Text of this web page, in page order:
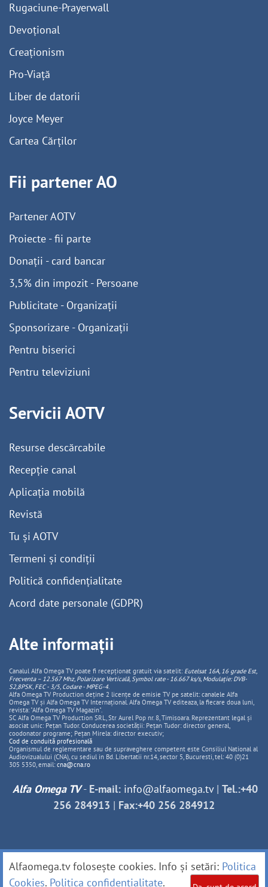
Rugaciune-Prayerwall
Devoțional
Creaționism
Pro-Viață
Liber de datorii
Joyce Meyer
Cartea Cărților
Fii partener AO
Partener AOTV
Proiecte - fii parte
Donații - card bancar
3,5% din impozit - Persoane
Publicitate - Organizații
Sponsorizare - Organizații
Pentru biserici
Pentru televiziuni
Servicii AOTV
Resurse descărcabile
Recepție canal
Aplicația mobilă
Revistă
Tu și AOTV
Termeni și condiții
Politică confidențialitate
Acord date personale (GDPR)
Alte informații
Canalul Alfa Omega TV poate fi recepționat gratuit via satelit: Eutelsat 16A, 16 grade Est,
Frecventa – 12.567 Mhz, PolarizareVerticală, Symbol rate - 16.667 ks/s, Modulație: DVB-
S2,8PSK, FEC - 3/5, Codare - MPEG-4.
Alfa Omega TV Production deține 2 licențe de emisie TV pe satelit: canalele Alfa
Omega TV și Alfa Omega TV Internațional. Alfa Omega TV editeaza, la fiecare doua luni,
revista: "Alfa Omega TV Magazin".
SC Alfa Omega TV Production SRL, Str Aurel Pop nr. 8, Timisoara. Reprezentant legal și
asociat unic: Pețan Tudor. Conducerea societății: Pețan Tudor: director general,
coodonator programe; Pețan Mirela: director executiv;
Cod de conduită profesională
Organismul de reglementare sau de supraveghere competent este Consiliul National al
Audiovizualului (CNA), cu sediul in Bd. Libertatii nr.14, sector 5, Bucuresti, tel: 40 (0)21
305 5350, email: cna@cna.ro
Alfa Omega TV- E-mail: info@alfaomega.tv| Tel.:+40
256 284913 | Fax:+40 256 284912
Alfaomega.tv folosește cookies. Info și setări: Politica
Cookies. Politica confidențialitate.